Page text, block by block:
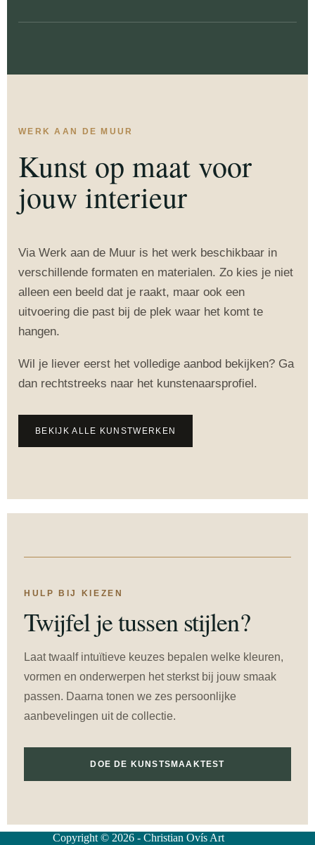
WERK AAN DE MUUR
Kunst op maat voor
jouw interieur
Via Werk aan de Muur is het werk beschikbaar in
verschillende formaten en materialen. Zo kies je niet
alleen een beeld dat je raakt, maar ook een
uitvoering die past bij de plek waar het komt te
hangen.
Wil je liever eerst het volledige aanbod bekijken? Ga
dan rechtstreeks naar het kunstenaarsprofiel.
BEKIJK ALLE KUNSTWERKEN
HULP BIJ KIEZEN
Twijfel je tussen stijlen?
Laat twaalf intuïtieve keuzes bepalen welke kleuren,
vormen en onderwerpen het sterkst bij jouw smaak
passen. Daarna tonen we zes persoonlijke
aanbevelingen uit de collectie.
DOE DE KUNSTSMAAKTEST
Copyright © 2026 - Christian Ovís Art